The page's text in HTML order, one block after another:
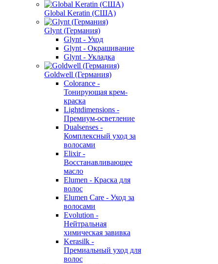
Global Keratin (США)
Glynt (Германия)
Glynt - Уход
Glynt - Окрашивание
Glynt - Укладка
Goldwell (Германия)
Colorance -
Тонирующая крем-
краска
Lightdimensions -
Премиум-осветление
Dualsenses -
Комплексный уход за
волосами
Elixir -
Восстанавливающее
масло
Elumen - Краска для
волос
Elumen Care - Уход за
волосами
Evolution -
Нейтральная
химическая завивка
Kerasilk -
Премиальный уход для
волос